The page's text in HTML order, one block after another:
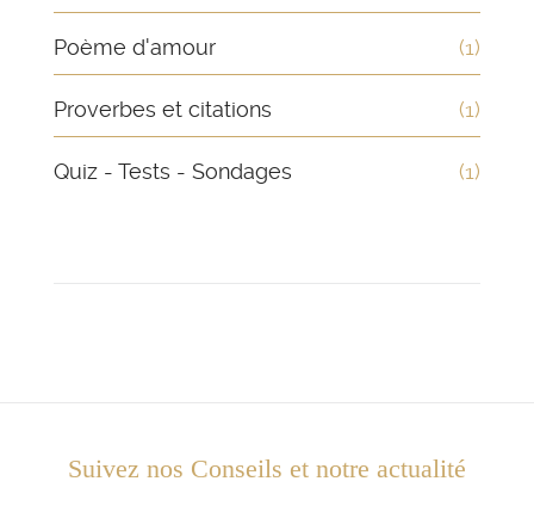
Poème d'amour (1)
Proverbes et citations (1)
Quiz - Tests - Sondages (1)
Suivez nos Conseils et notre actualité